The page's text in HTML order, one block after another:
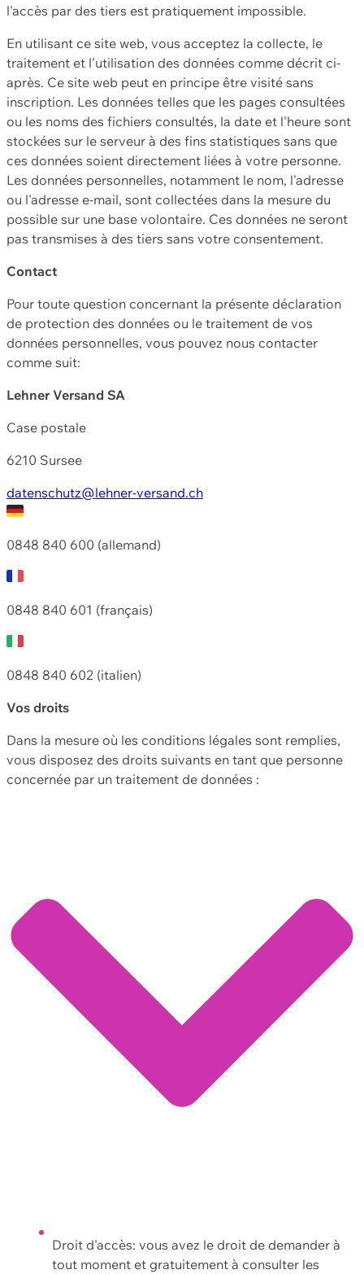
l'accès par des tiers est pratiquement impossible.
En utilisant ce site web, vous acceptez la collecte, le
traitement et l'utilisation des données comme décrit ci-
après. Ce site web peut en principe être visité sans
inscription. Les données telles que les pages consultées
ou les noms des fichiers consultés, la date et l'heure sont
stockées sur le serveur à des fins statistiques sans que
ces données soient directement liées à votre personne.
Les données personnelles, notamment le nom, l'adresse
ou l'adresse e-mail, sont collectées dans la mesure du
possible sur une base volontaire. Ces données ne seront
pas transmises à des tiers sans votre consentement.
Contact
Pour toute question concernant la présente déclaration
de protection des données ou le traitement de vos
données personnelles, vous pouvez nous contacter
comme suit:
Lehner Versand SA
Case postale
6210 Sursee
datenschutz@lehner-versand.ch
0848 840 600 (allemand)
0848 840 601 (français)
0848 840 602 (italien)
Vos droits
Dans la mesure où les conditions légales sont remplies,
vous disposez des droits suivants en tant que personne
concernée par un traitement de données :
Droit d'accès: vous avez le droit de demander à
tout moment et gratuitement à consulter les